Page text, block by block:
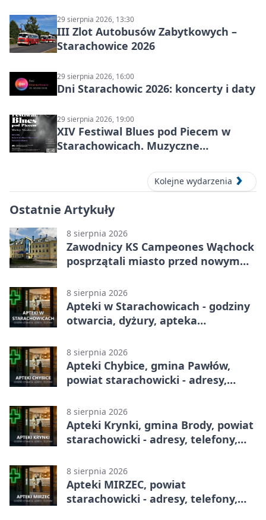
29 sierpnia 2026, 13:30
III Zlot Autobusów Zabytkowych –
Starachowice 2026
29 sierpnia 2026, 16:00
Dni Starachowic 2026: koncerty i daty
29 sierpnia 2026, 19:00
XIV Festiwal Blues pod Piecem w
Starachowicach. Muzyczne
blues w zabytkowej hucieKolejne wydarzenia
Ostatnie Artykuły
8 sierpnia 2026
Zawodnicy KS Campeones Wąchock
posprzątali miasto przed nowym
8 sierpnia 2026
Apteki w Starachowicach - godziny
otwarcia, dyżury, apteka
8 sierpnia 2026
Apteki Chybice, gmina Pawłów,
powiat starachowicki - adresy,
8 sierpnia 2026
Apteki Krynki, gmina Brody, powiat
starachowicki - adresy, telefony,
8 sierpnia 2026
Apteki MIRZEC, powiat
starachowicki - adresy, telefony,